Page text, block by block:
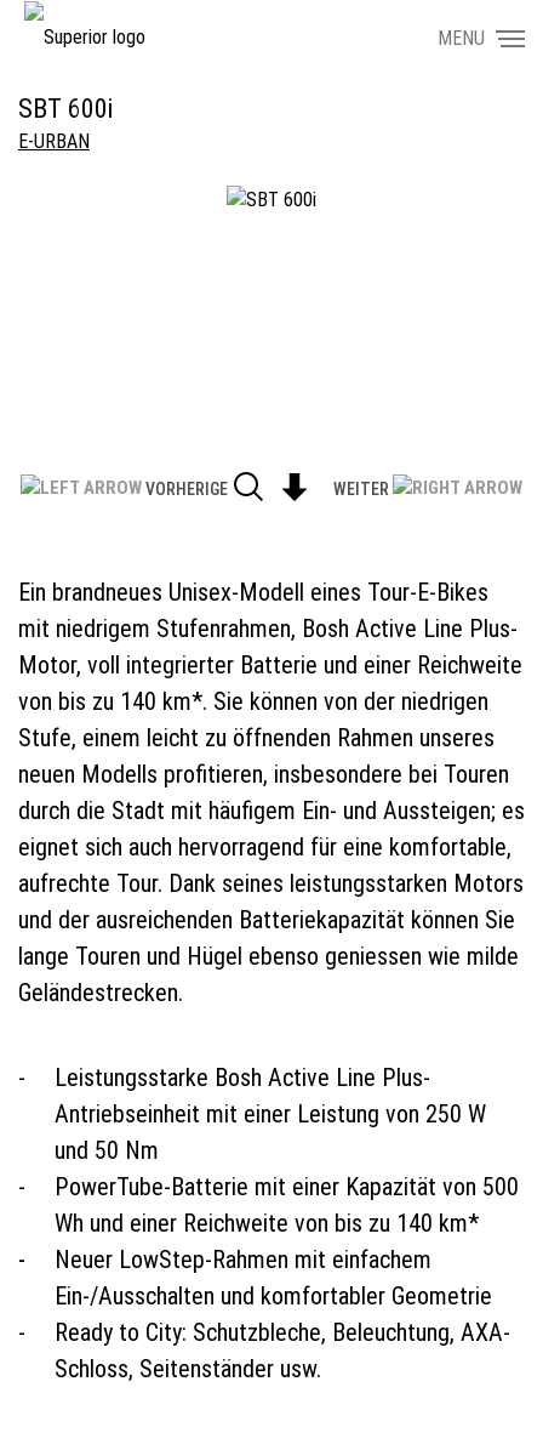
MENU
SBT 600i
E-URBAN
VORHERIGE WEITER
Ein brandneues Unisex-Modell eines Tour-E-Bikes
mit niedrigem Stufenrahmen, Bosh Active Line Plus-
Motor, voll integrierter Batterie und einer Reichweite
von bis zu 140 km*. Sie können von der niedrigen
Stufe, einem leicht zu öffnenden Rahmen unseres
neuen Modells profitieren, insbesondere bei Touren
durch die Stadt mit häufigem Ein- und Aussteigen; es
eignet sich auch hervorragend für eine komfortable,
aufrechte Tour. Dank seines leistungsstarken Motors
und der ausreichenden Batteriekapazität können Sie
lange Touren und Hügel ebenso geniessen wie milde
Geländestrecken.
Leistungsstarke Bosh Active Line Plus-
Antriebseinheit mit einer Leistung von 250 W
und 50 Nm
PowerTube-Batterie mit einer Kapazität von 500
Wh und einer Reichweite von bis zu 140 km*
Neuer LowStep-Rahmen mit einfachem
Ein-/Ausschalten und komfortabler Geometrie
Ready to City: Schutzbleche, Beleuchtung, AXA-
Schloss, Seitenständer usw.